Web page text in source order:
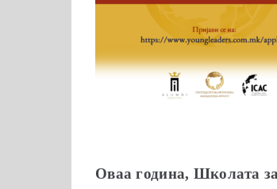
Оваа година, Школата